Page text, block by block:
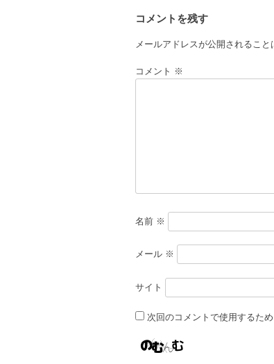
ナ
ビ
コメントを残す
メールアドレスが公開されること
コメント ※
名前 ※
メール ※
サイト
次回のコメントで使用するた